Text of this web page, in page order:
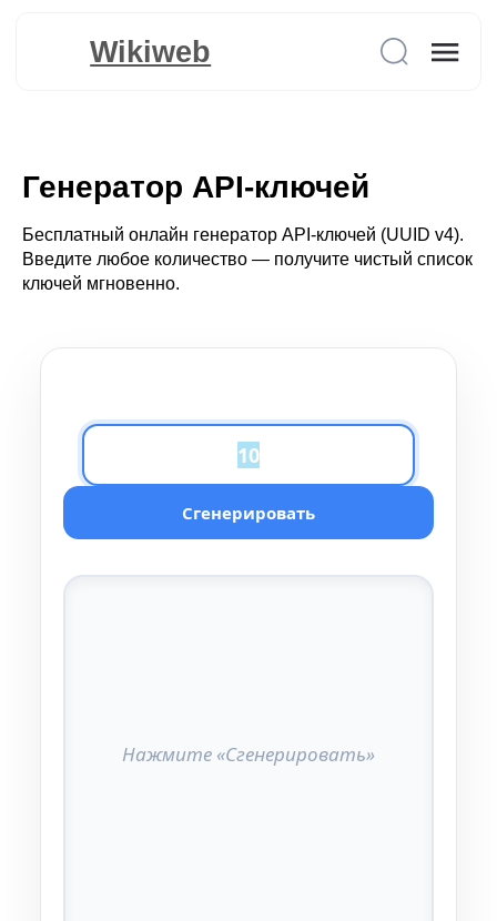
Wikiweb
Генератор API-ключей
Бесплатный онлайн генератор API-ключей (UUID v4).
Введите любое количество — получите чистый список
ключей мгновенно.
Сгенерировать
Нажмите «Сгенерировать»